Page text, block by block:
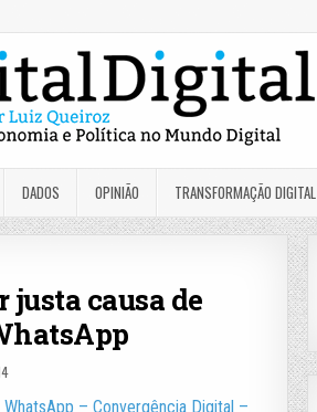
DADOS OPINIÃO TRANSFORMAÇÃO DIGITAL
causa de
– Convergência Digital –